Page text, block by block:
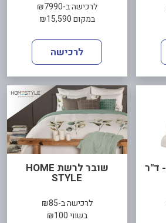
לרכישה ב-₪7990
במקום ₪15,590
לרכישה
כורסת עיסוי EPIC - ד"ר שובר לרשת HOME
STYLE
לרכישה ב-₪85
בשווי ₪100